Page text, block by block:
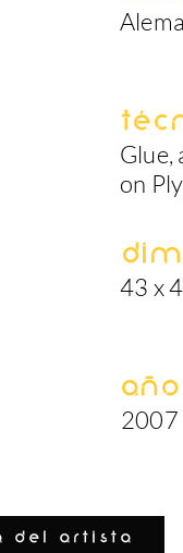
Glue,
on
43 x
Año
2007
del artista